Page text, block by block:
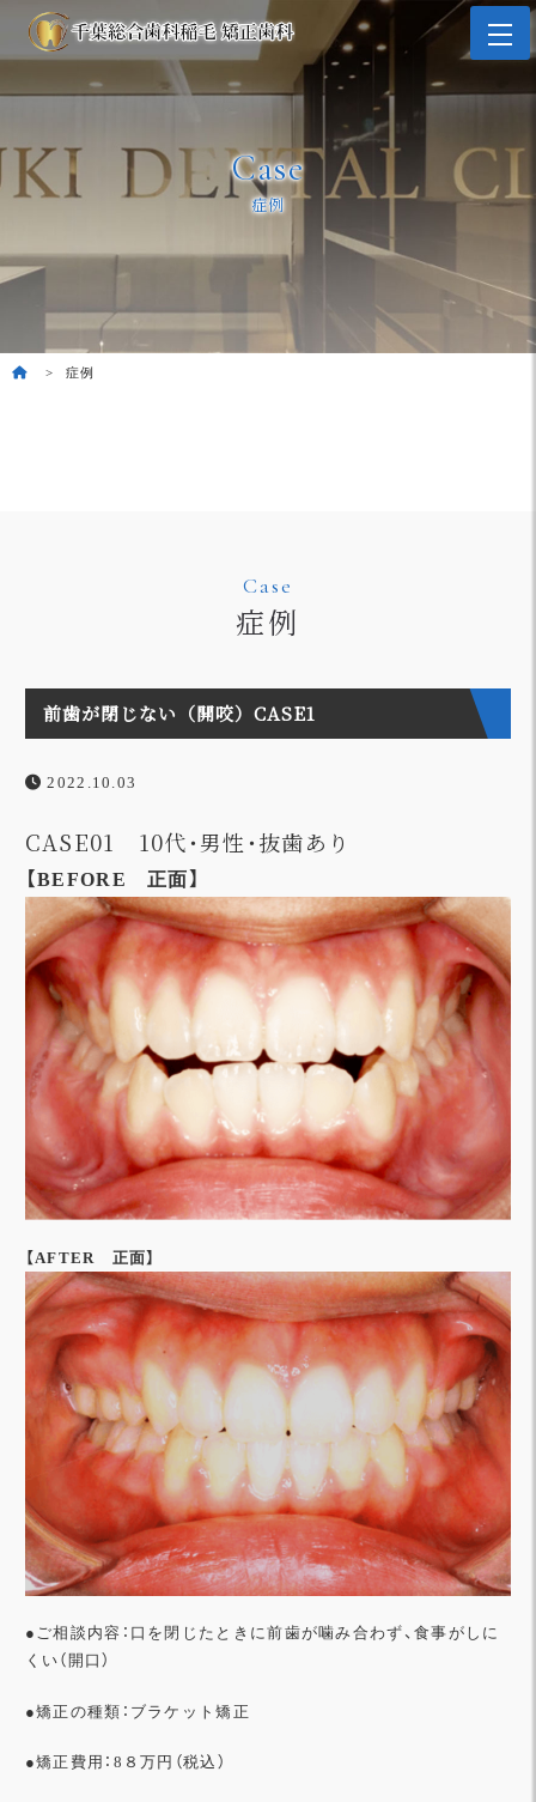
Case
症例
症例
Case
症例
前歯が閉じない（開咬）CASE1
2022.10.03
CASE01 10代･男性･抜歯あり
【BEFORE 正面】
【AFTER 正面】
● ご相談内容：口を閉じたときに前歯が噛み合わず、食事がしに
くい（開口）
●矯正の種類：ブラケット矯正
●矯正費用：8８万円（税込）